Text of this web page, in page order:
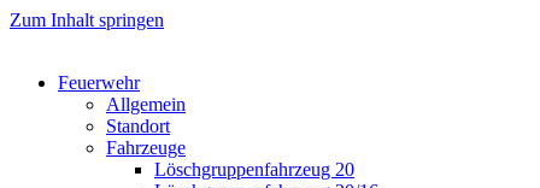
Zum Inhalt springen
Feuerwehr
Allgemein
Standort
Fahrzeuge
Löschgruppen­fahrzeug 20